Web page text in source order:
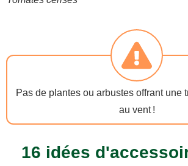
Pas de plantes ou arbustes offrant une
au vent !
16 idées